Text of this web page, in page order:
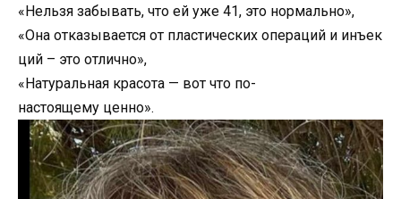
«Нельзя забывать, что ей уже 41, это нормально»,
«Она отказывается от пластических операций и инъек
ций – это отлично»,
«Натуральная красота — вот что по-
настоящему ценно».